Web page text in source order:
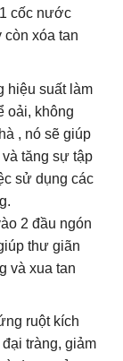
cốc nước
còn xóa tan
hiệu suất làm
oải, không
, nó sẽ giúp
tăng sự tập
sử dụng các
2 đầu ngón
thư giãn
và xua tan
ruột kích
tràng, giảm